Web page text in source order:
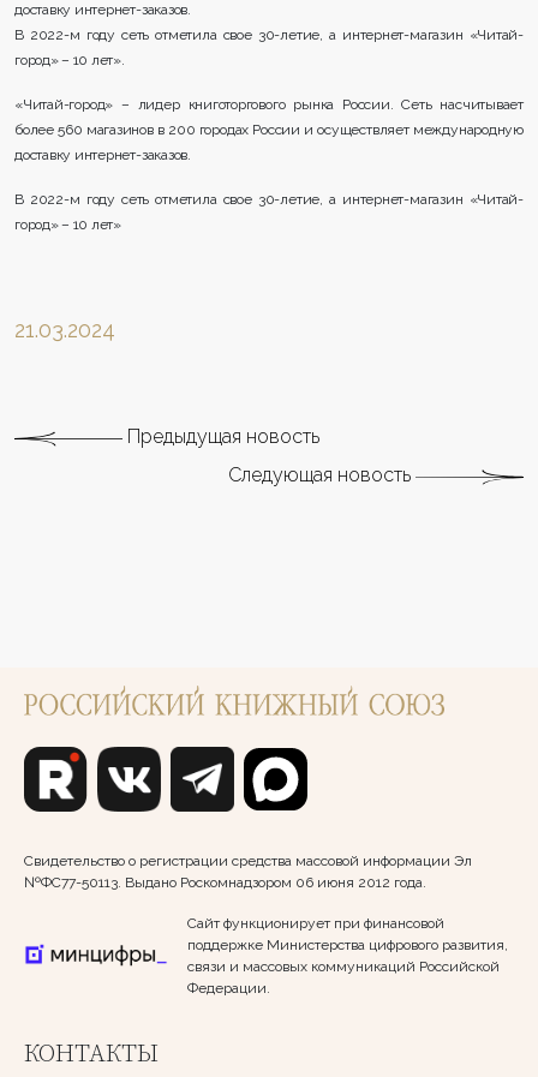
доставку интернет-заказов.
В 2022-м году сеть отметила свое 30-летие, а интернет-магазин «Читай-
город» – 10 лет».
«Читай-город» – лидер книготоргового рынка России. Сеть насчитывает
более 560 магазинов в 200 городах России и осуществляет международную
доставку интернет-заказов.
В 2022-м году сеть отметила свое 30-летие, а интернет-магазин «Читай-
город» – 10 лет»
21.03.2024
Предыдущая новость
Следующая новость
Свидетельство о регистрации средства массовой информации Эл
№ФС77-50113. Выдано Роскомнадзором 06 июня 2012 года.
Сайт функционирует при финансовой
поддержке Министерства цифрового развития,
связи и массовых коммуникаций Российской
Федерации.
КОНТАКТЫ